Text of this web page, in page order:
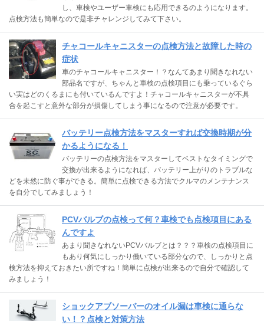
し、車検やユーザー車検にも応用できるのようになります。
点検方法も簡単なので是非チャレンジしてみて下さい。
チャコールキャニスターの点検方法と故障した時の
症状
車のチャコールキャニスター！？なんてあまり聞きなれない
部品名ですが、ちゃんと車検の点検項目にも乗っているぐら
い実はどのくるまにも付いているんですよ！チャコールキャニスターが不具
合を起こすと意外な部分が損傷してしまう事になるので注意が必要です。
バッテリー点検方法をマスターすれば交換時期が分
かるようになる！
バッテリーの点検方法をマスターしてベストなタイミングで
交換が出来るようになれば、バッテリー上がりのトラブルな
どを未然に防ぐ事ができる。簡単に点検できる方法でクルマのメンテナンス
を自分でしてみましょう！
PCVバルブの点検って何？車検でも点検項目にある
んですよ
あまり聞きなれないPCVバルブとは？？？車検の点検項目に
もあり何気にしっかり働いている部分なので、しっかりと点
検方法を抑えておきたい所ですね！簡単に点検が出来るので自分で確認して
みましょう！
ショックアブソーバーのオイル漏は車検に通らな
い！？点検と対策方法